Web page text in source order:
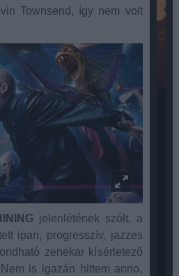
Townsend, így nem volt
jelenlétének szólt, a
ipari, progresszív, jazzes
zenekar kísérletező
is igazán hittem anno,